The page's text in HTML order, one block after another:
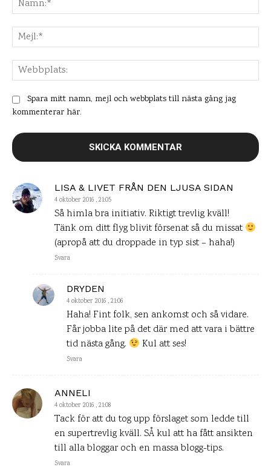
LISA & LIVET FRÅN DEN LJUSA SIDAN
4 oktober 2016 , 21:05
Så himla bra initiativ. Riktigt trevlig kväll!
Tänk om ditt flyg blivit försenat så du missat
(apropå att du droppade in typ sist – haha!)
Svara
DRYDEN
4 oktober 2016 , 21:06
Haha! Fint folk, sen ankomst och så vidare.
Får jobba lite på det där med att vara i bättre
tid nästa gång.
Kul att ses!
Svara
ANNELI
4 oktober 2016 , 21:08
Tack för att du tog upp förslaget som ledde till
en supertrevlig kväll. SÅ kul att ha fått ansikten
till alla bloggar och en massa blogg-tips.
Svara
Spara mitt namn, mejl och webbplats till nästa gång jag
kommenterar här.